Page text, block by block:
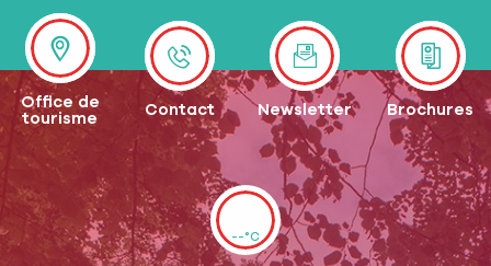
Office de
tourisme
Contact Newsletter Brochures
--°C